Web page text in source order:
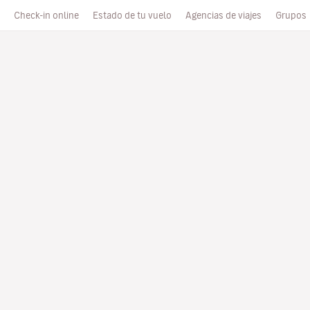
Check-in online Estado de tu vuelo Agencias de viajes Grupos